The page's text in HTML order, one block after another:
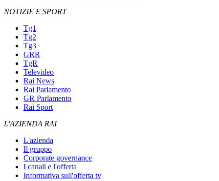
NOTIZIE E SPORT
Tg1
Tg2
Tg3
GRR
TgR
Televideo
Rai News
Rai Parlamento
GR Parlamento
Rai Sport
L'AZIENDA RAI
L'azienda
Il gruppo
Corporate governance
I canali e l'offerta
Informativa sull'offerta tv